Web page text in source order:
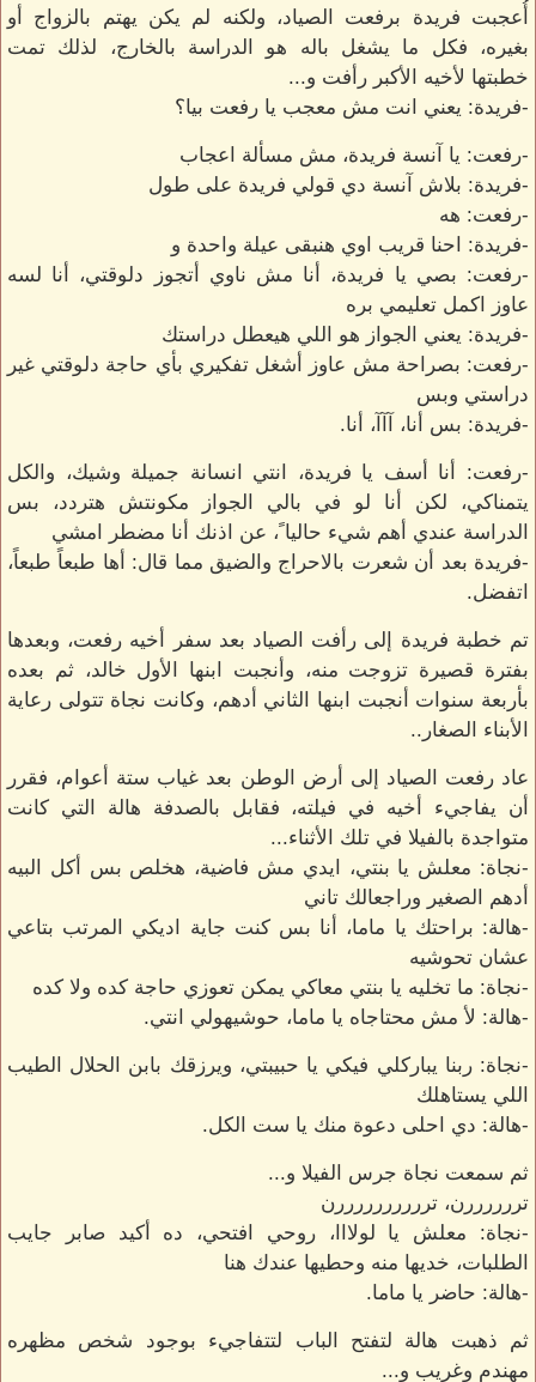
أُعجبت فريدة برفعت الصياد، ولكنه لم يكن يهتم بالزواج أو
بغيره، فكل ما يشغل باله هو الدراسة بالخارج، لذلك تمت
خطبتها لأخيه الأكبر رأفت و...
-فريدة: يعني انت مش معجب يا رفعت بيا؟
-رفعت: يا آنسة فريدة، مش مسألة اعجاب
-فريدة: بلاش آنسة دي قولي فريدة على طول
-رفعت: هه
-فريدة: احنا قريب اوي هنبقى عيلة واحدة و
-رفعت: بصي يا فريدة، أنا مش ناوي أتجوز دلوقتي، أنا لسه
عاوز اكمل تعليمي بره
-فريدة: يعني الجواز هو اللي هيعطل دراستك
-رفعت: بصراحة مش عاوز أشغل تفكيري بأي حاجة دلوقتي غير
دراستي وبس
-فريدة: بس أنا، آآآ، أنا.
-رفعت: أنا أسف يا فريدة، انتي انسانة جميلة وشيك، والكل
يتمناكي، لكن أنا لو في بالي الجواز مكونتش هتردد، بس
الدراسة عندي أهم شيء حاليا ً، عن اذنك أنا مضطر امشي
-فريدة بعد أن شعرت بالاحراج والضيق مما قال: أها طبعاً طبعاً،
اتفضل.
تم خطبة فريدة إلى رأفت الصياد بعد سفر أخيه رفعت، وبعدها
بفترة قصيرة تزوجت منه، وأنجبت ابنها الأول خالد، ثم بعده
بأربعة سنوات أنجبت ابنها الثاني أدهم، وكانت نجاة تتولى رعاية
الأبناء الصغار..
عاد رفعت الصياد إلى أرض الوطن بعد غياب ستة أعوام، فقرر
أن يفاجيء أخيه في فيلته، فقابل بالصدفة هالة التي كانت
متواجدة بالفيلا في تلك الأثناء...
-نجاة: معلش يا بنتي، ايدي مش فاضية، هخلص بس أكل البيه
أدهم الصغير وراجعالك تاني
-هالة: براحتك يا ماما، أنا بس كنت جاية اديكي المرتب بتاعي
عشان تحوشيه
-نجاة: ما تخليه يا بنتي معاكي يمكن تعوزي حاجة كده ولا كده
-هالة: لأ مش محتاجاه يا ماما، حوشيهولي انتي.
-نجاة: ربنا يباركلي فيكي يا حبيبتي، ويرزقك بابن الحلال الطيب
اللي يستاهلك
-هالة: دي احلى دعوة منك يا ست الكل.
ثم سمعت نجاة جرس الفيلا و...
تررررررن، تررررررررررن
-نجاة: معلش يا لولااا، روحي افتحي، ده أكيد صابر جايب
الطلبات، خديها منه وحطيها عندك هنا
-هالة: حاضر يا ماما.
ثم ذهبت هالة لتفتح الباب لتتفاجيء بوجود شخص مظهره
مهندم وغريب و...